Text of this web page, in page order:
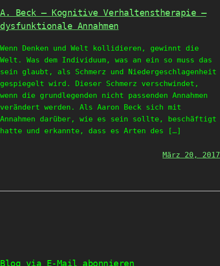
A. Beck – Kognitive Verhaltenstherapie –
dysfunktionale Annahmen
Wenn Denken und Welt kollidieren, gewinnt die
Welt. Was dem Individuum, was an ein so muss das
sein glaubt, als Schmerz und Niedergeschlagenheit
gespiegelt wird. Dieser Schmerz verschwindet,
wenn die grundlegenden nicht passenden Annahmen
verändert werden. Als Aaron Beck sich mit
Annahmen darüber, wie es sein sollte, beschäftigt
hatte und erkannte, dass es Arten des […]
März 20, 2017
Blog via E-Mail abonnieren